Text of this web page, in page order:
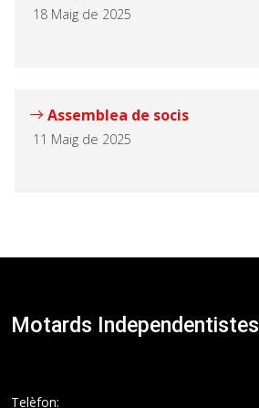
18 Maig de 2025
Assemblea de socis
11 Maig de 2025
Motards Independentistes
Telèfon: